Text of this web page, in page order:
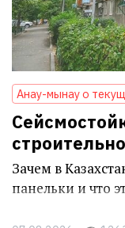
Анау-мынау о
Зачем в
панельки и что